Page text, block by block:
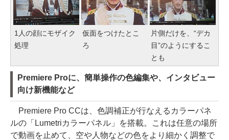
1人の顔にモザイク
処理
仮面をつけたとこ
ろ
片側だけを、“デカ
目”のようにするこ
とも
Premiere Proに、簡単操作の色編集や、インタビュー
向け新機能など
Premiere Pro CCは、色調補正が行なえるカラーパネ
ルの「Lumetriカラーパネル」を搭載。これは任意の場所
で動画を止めて、空や人物などの色をより細かく調整で